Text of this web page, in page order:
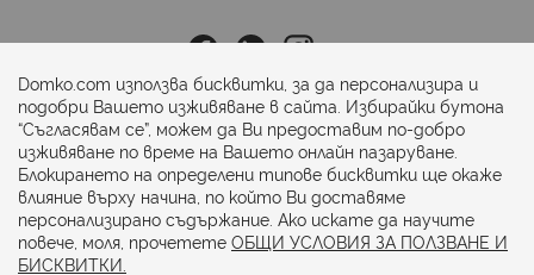
Последвайте ни:
Начини на плащане:
Domko.com използва бисквитки, за да персонализира и
подобри Вашето изживяване в сайта. Избирайки бутона
“Съгласявам се”, можем да Ви предоставим по-добро
изживяване по време на Вашето онлайн пазаруване.
Блокирането на определени типове бисквитки ще окаже
влияние върху начина, по който Ви доставяме
персонализирано съдържание. Ако искате да научите
повече, моля, прочетете ОБЩИ УСЛОВИЯ ЗА ПОЛЗВАНЕ И
БИСКВИТКИ.